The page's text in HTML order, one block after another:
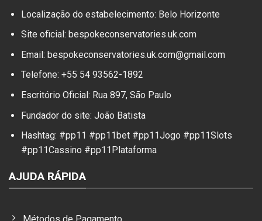
Localização do estabelecimento: Belo Horizonte
Site oficial: bespokeconservatories.uk.com
Email: bespokeconservatories.uk.com@gmail.com
Telefone: +55 54 93562-1892
Escritório Oficial: Rua 897, São Paulo
Fundador do site: João Batista
Hashtag: #pp11 #pp11bet #pp11Jogo #pp11Slots
#pp11Cassino #pp11Plataforma
AJUDA RÁPIDA